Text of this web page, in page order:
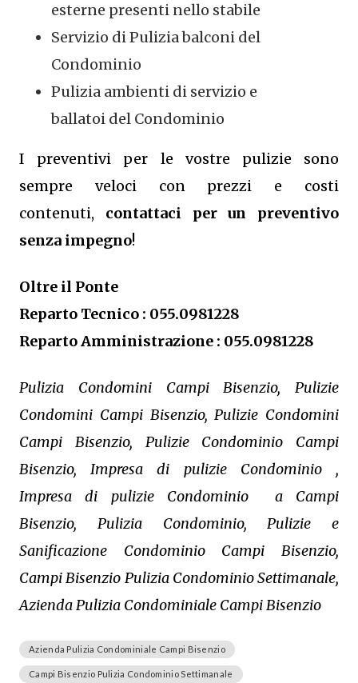
esterne presenti nello stabile
Servizio di Pulizia balconi del
Condominio
Pulizia ambienti di servizio e
ballatoi del Condominio
I preventivi per le vostre pulizie sono
sempre veloci con prezzi e costi
contenuti, contattaci per un preventivo
senza impegno!
Oltre il Ponte
Reparto Tecnico : 055.0981228
Reparto Amministrazione : 055.0981228
Pulizia Condomini Campi Bisenzio, Pulizie
Condomini Campi Bisenzio, Pulizie Condomini
Campi Bisenzio, Pulizie Condominio Campi
Bisenzio, Impresa di pulizie Condominio ,
Impresa di pulizie Condominio a Campi
Bisenzio, Pulizia Condominio, Pulizie e
Sanificazione Condominio Campi Bisenzio,
Campi Bisenzio Pulizia Condominio Settimanale,
Azienda Pulizia Condominiale Campi Bisenzio
Azienda Pulizia Condominiale Campi Bisenzio
Campi Bisenzio Pulizia Condominio Settimanale